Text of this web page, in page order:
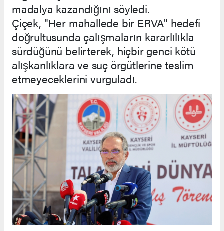
madalya kazandığını söyledi.
Çiçek, "Her mahallede bir ERVA" hedefi
doğrultusunda çalışmaların kararlılıkla
sürdüğünü belirterek, hiçbir genci kötü
alışkanlıklara ve suç örgütlerine teslim
etmeyeceklerini vurguladı.